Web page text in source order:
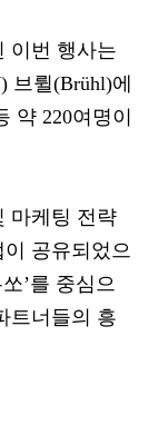
이번 행사는
브륄(Brühl)에
약 220여명이
마케팅 전략
공유되었으
’를 중심으
트너들의 흥